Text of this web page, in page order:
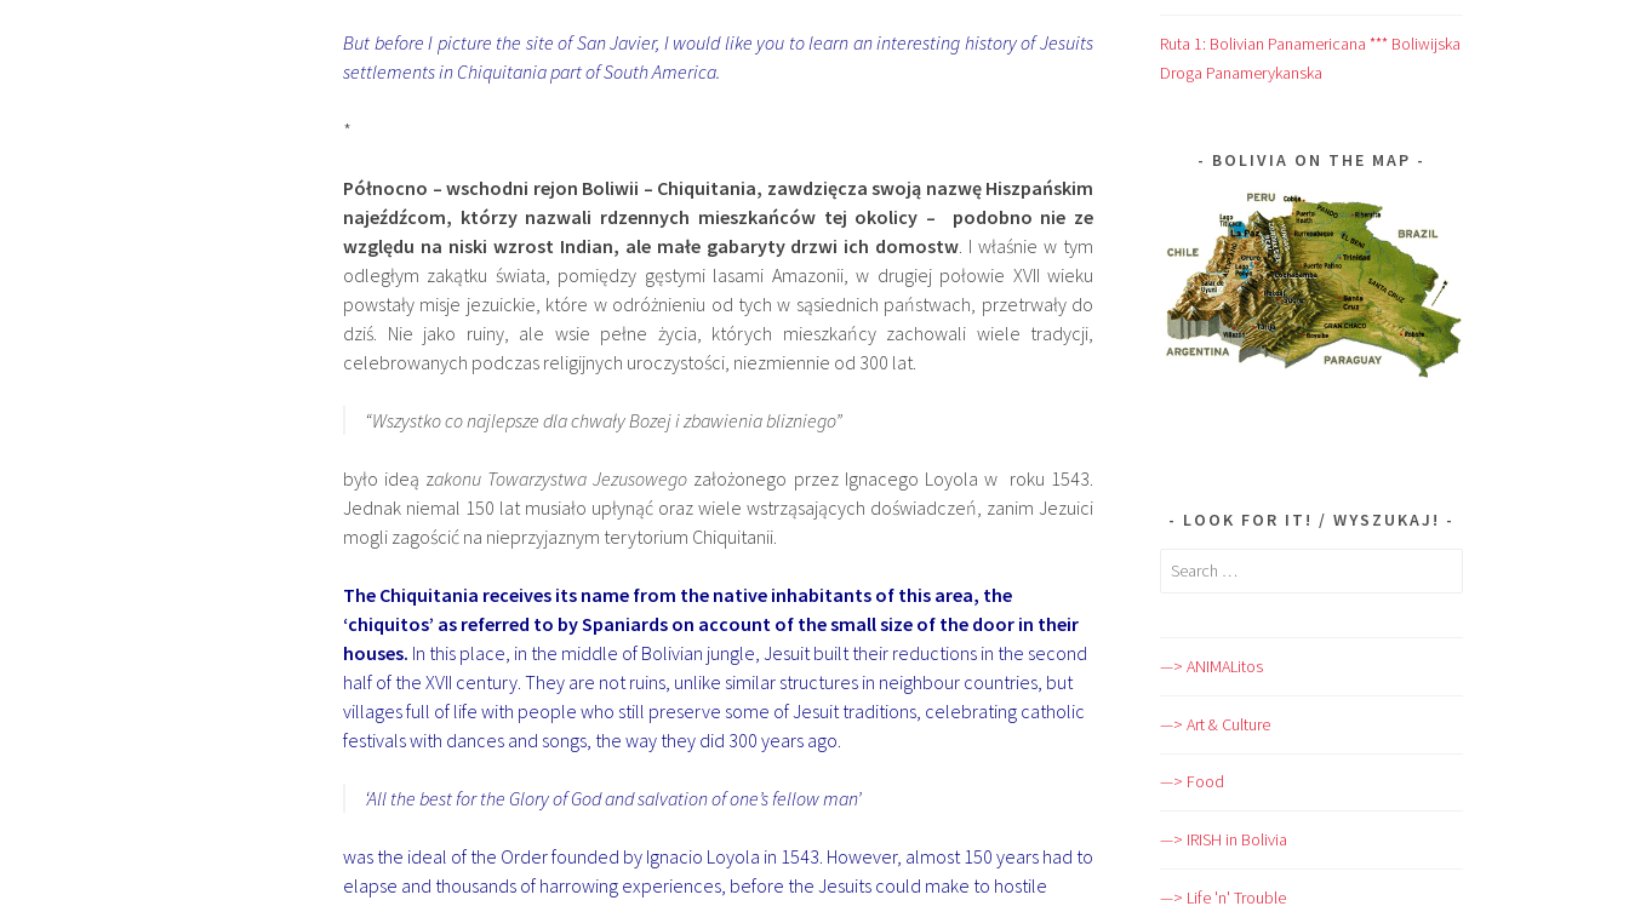
But before I picture the site of San Javier, I would like you to learn an interesting history of Jesuits
settlements in Chiquitania part of South America.
*
Północno – wschodni rejon Boliwii – Chiquitania, zawdzięcza swoją nazwę Hiszpańskim
najeźdźcom, którzy nazwali rdzennych mieszkańców tej okolicy – podobno nie ze
względu na niski wzrost Indian, ale małe gabaryty drzwi ich domostw. I właśnie w tym
odległym zakątku świata, pomiędzy gęstymi lasami Amazonii, w drugiej połowie XVII wieku
powstały misje jezuickie, które w odróżnieniu od tych w sąsiednich państwach, przetrwały do
dziś. Nie jako ruiny, ale wsie pełne życia, których mieszkańcy zachowali wiele tradycji,
celebrowanych podczas religijnych uroczystości, niezmiennie od 300 lat.
“Wszystko co najlepsze dla chwały Bozej i zbawienia blizniego”
było ideą zakonu Towarzystwa Jezusowego założonego przez Ignacego Loyola w roku 1543.
Jednak niemal 150 lat musiało upłynąć oraz wiele wstrząsających doświadczeń, zanim Jezuici
mogli zagościć na nieprzyjaznym terytorium Chiquitanii.
The Chiquitania receives its name from the native inhabitants of this area, the
‘chiquitos’ as referred to by Spaniards on account of the small size of the door in their
houses. In this place, in the middle of Bolivian jungle, Jesuit built their reductions in the second
half of the XVII century. They are not ruins, unlike similar structures in neighbour countries, but
villages full of life with people who still preserve some of Jesuit traditions, celebrating catholic
festivals with dances and songs, the way they did 300 years ago.
‘All the best for the Glory of God and salvation of one’s fellow man’
was the ideal of the Order founded by Ignacio Loyola in 1543. However, almost 150 years had to
elapse and thousands of harrowing experiences, before the Jesuits could make to hostile
Ruta 1: Bolivian Panamericana *** Boliwijska
Droga Panamerykanska
BOLIVIA ON THE MAP
LOOK FOR IT! / WYSZUKAJ!
Search
—> ANIMALitos
—> Art & Culture
—> Food
—> IRISH in Bolivia
—> Life 'n' Trouble